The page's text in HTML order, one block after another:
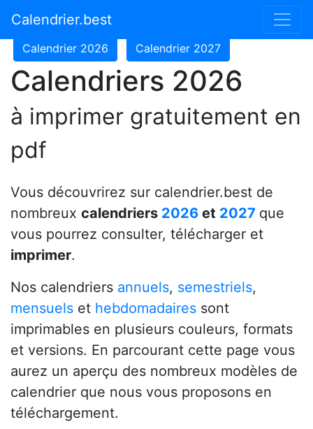
Calendrier.best
Calendrier 2024
Calendrier 2026 Calendrier 2027
Calendriers 2026
à imprimer gratuitement en
pdf
Vous découvrirez sur calendrier.best de
nombreux calendriers 2026 et 2027 que
vous pourrez consulter, télécharger et
imprimer.
Nos calendriers annuels, semestriels,
mensuels et hebdomadaires sont
imprimables en plusieurs couleurs, formats
et versions. En parcourant cette page vous
aurez un aperçu des nombreux modèles de
calendrier que nous vous proposons en
téléchargement.